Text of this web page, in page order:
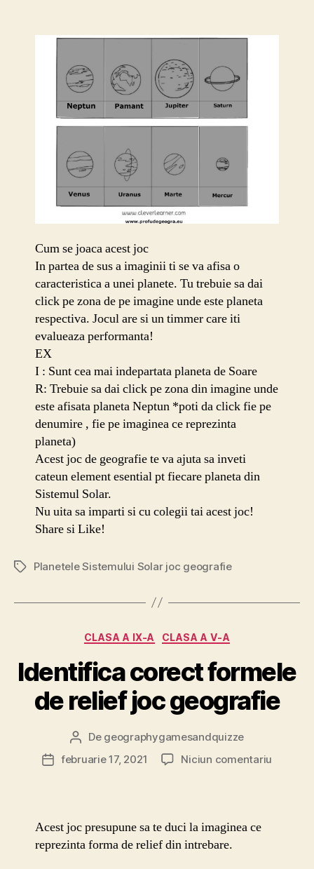
Cum se joaca acest joc
In partea de sus a imaginii ti se va afisa o
caracteristica a unei planete. Tu trebuie sa dai
click pe zona de pe imagine unde este planeta
respectiva. Jocul are si un timmer care iti
evalueaza performanta!
EX
I : Sunt cea mai indepartata planeta de Soare
R: Trebuie sa dai click pe zona din imagine unde
este afisata planeta Neptun *poti da click fie pe
denumire , fie pe imaginea ce reprezinta
planeta)
Acest joc de geografie te va ajuta sa inveti
cateun element esential pt fiecare planeta din
Sistemul Solar.
Nu uita sa imparti si cu colegii tai acest joc!
Share si Like!
EtichetePlanetele Sistemului Solar joc geografie
Categorii
CLASA A IX-A CLASA A V-A
Identifica corect formele
de relief joc geografie
Autor
articol
De geographygamesandquizze
Datăfebruarie 17, 2021 Niciun comentariu
Acest joc presupune sa te duci la imaginea ce
reprezinta forma de relief din intrebare.